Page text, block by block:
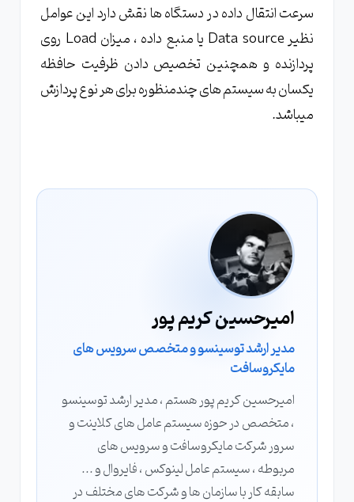
سرعت انتقال داده در دستگاه ها نقش دارد این عوامل
نظیر Data source یا منبع داده ، میزان Load روی
پردازنده و همچنین تخصیص دادن ظرفیت حافظه
یکسان به سیستم های چندمنظوره برای هر نوع پردازش
میباشد.
امیرحسین کریم پور
مدیر ارشد توسینسو و متخصص سرویس های
مایکروسافت
امیرحسین کریم پور هستم ، مدیر ارشد توسینسو
، متخصص در حوزه سیستم عامل های کلاینت و
سرور شرکت مایکروسافت و سرویس های
مربوطه ، سیستم عامل لینوکس ، فایروال و ...
سابقه کار با سازمان ها و شرکت های مختلف در